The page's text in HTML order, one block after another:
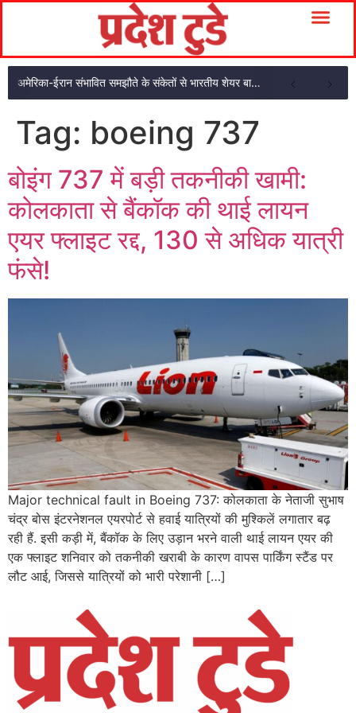
अमेरिका-ईरान संभावित समझौते के संकेतों से भारतीय शेयर बाजार में शुरुआती तेजी
Tag: boeing 737
बोइंग 737 में बड़ी तकनीकी खामी:
कोलकाता से बैंकॉक की थाई लायन
एयर फ्लाइट रद्द, 130 से अधिक यात्री
फंसे!
Major technical fault in Boeing 737: कोलकाता के नेताजी सुभाष
चंद्र बोस इंटरनेशनल एयरपोर्ट से हवाई यात्रियों की मुश्किलें लगातार बढ़
रही हैं. इसी कड़ी में, बैंकॉक के लिए उड़ान भरने वाली थाई लायन एयर की
एक फ्लाइट शनिवार को तकनीकी खराबी के कारण वापस पार्किंग स्टैंड पर
लौट आई, जिससे यात्रियों को भारी परेशानी […]